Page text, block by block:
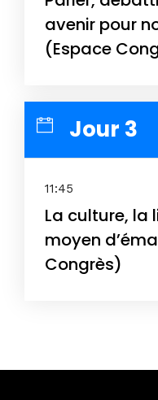
avenir pour
(Espace
Jour 3
11:45
La culture, la
moyen
Congrès)